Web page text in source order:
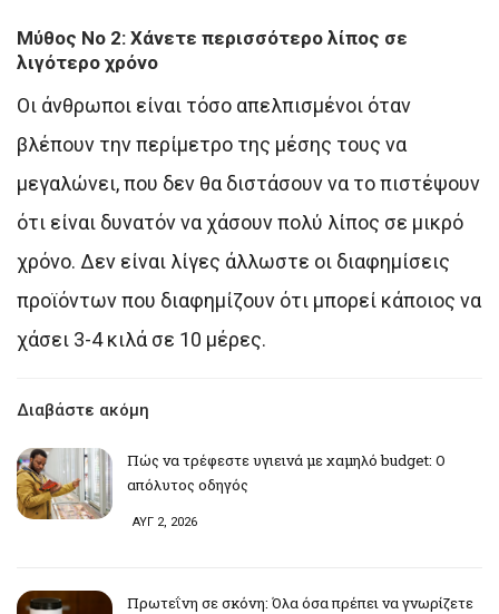
Μύθος Νο 2: Χάνετε περισσότερο λίπος σε
λιγότερο χρόνο
Οι άνθρωποι είναι τόσο απελπισμένοι όταν
βλέπουν την περίμετρο της μέσης τους να
μεγαλώνει, που δεν θα διστάσουν να το πιστέψουν
ότι είναι δυνατόν να χάσουν πολύ λίπος σε μικρό
χρόνο. Δεν είναι λίγες άλλωστε οι διαφημίσεις
προϊόντων που διαφημίζουν ότι μπορεί κάποιος να
χάσει 3-4 κιλά σε 10 μέρες.
Διαβάστε ακόμη
Πώς να τρέφεστε υγιεινά με χαμηλό budget: Ο
απόλυτος οδηγός
ΑΥΓ 2, 2026
Πρωτεΐνη σε σκόνη: Όλα όσα πρέπει να γνωρίζετε